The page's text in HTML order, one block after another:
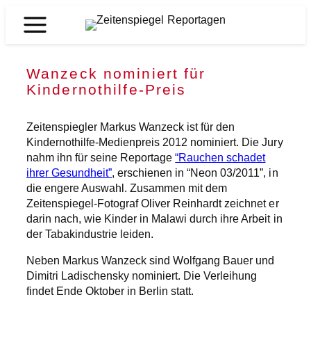
Inhalt
Zeitenspiegel
Wanzeck nominiert für
Kindernothilfe-Preis
Zeitenspiegler Markus Wanzeck ist für den
Kindernothilfe-Medienpreis 2012 nominiert. Die Jury
nahm ihn für seine Reportage“Rauchen schadet
ihrer Gesundheit”, erschienen in “Neon 03/2011”, in
die engere Auswahl. Zusammen mit dem
Zeitenspiegel-Fotograf Oliver Reinhardt zeichnet er
darin nach, wie Kinder in Malawi durch ihre Arbeit in
der Tabakindustrie leiden.
Neben Markus Wanzeck sind Wolfgang Bauer und
Dimitri Ladischensky nominiert. Die Verleihung
findet Ende Oktober in Berlin statt.